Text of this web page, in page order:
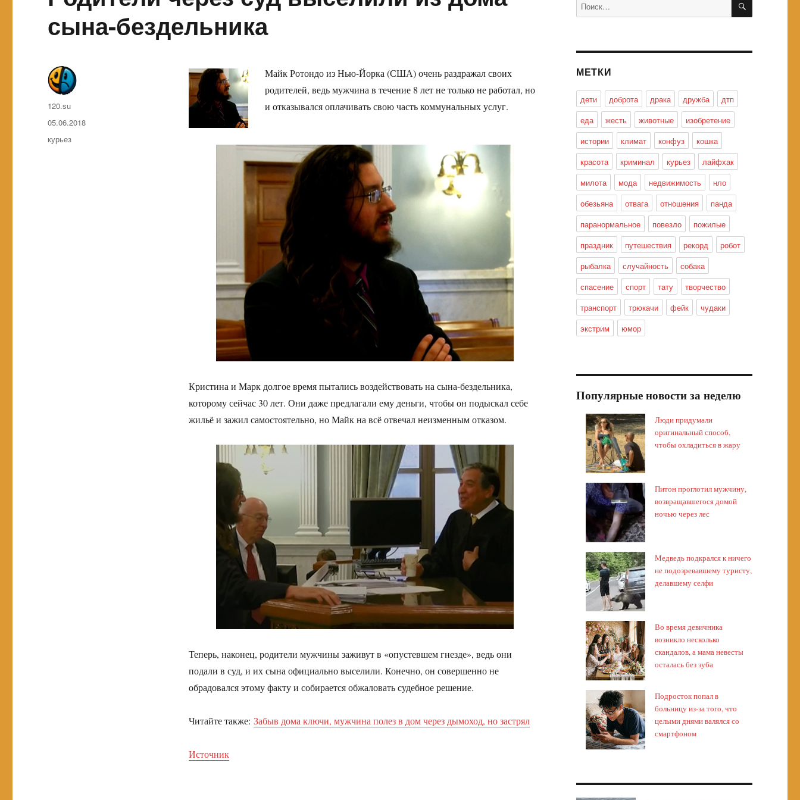
сына-бездельника
Майк Ротондо из Нью-Йорка (США) очень раздражал своих
родителей, ведь мужчина в течение 8 лет не только не работал, но
и отказывался оплачивать свою часть коммунальных услуг.
Кристина и Марк долгое время пытались воздействовать на сына-бездельника,
которому сейчас 30 лет. Они даже предлагали ему деньги, чтобы он подыскал себе
жильё и зажил самостоятельно, но Майк на всё отвечал неизменным отказом.
Теперь, наконец, родители мужчины заживут в «опустевшем гнезде», ведь они
подали в суд, и их сына официально выселили. Конечно, он совершенно не
обрадовался этому факту и собирается обжаловать судебное решение.
Читайте также: Забыв дома ключи, мужчина полез в дом через дымоход, но застрял
Источник
Автор
120.su
Опубликовано
05.06.2018
Метки
курьез
МЕТКИ
дети доброта драка дружба
дтп
еда
жесть животные
изобретение
истории
климат конфуз
кошка
красота
криминал курьез
лайфхак
милота
мода недвижимость
нло
обезьяна
отвага отношения
панда
паранормальное
повезло
пожилые
праздник
путешествия рекорд
робот
рыбалка
случайность
собака
спасение
спорт тату
творчество
транспорт
трюкачи фейк
чудаки
экстрим
юмор
Популярные новости за неделю
Люди придумали
оригинальный способ,
чтобы охладиться в жару
Питон проглотил мужчину,
возвращавшегося домой
ночью через лес
Медведь подкрался к ничего
не подозревавшему туристу,
делавшему селфи
Во время девичника
возникло несколько
скандалов, а мама невесты
осталась без зуба
Подросток попал в
больницу из-за того, что
целыми днями валялся со
смартфоном